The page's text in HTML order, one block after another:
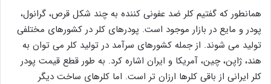
همانطور که گفتیم کلر ضد عفونی کننده به چند شکل قرص، گرانول،
پودر و مایع در بازار موجود است. پودرهای کلر در کشورهای مختلفی
تولید می شوند. از جمله کشورهای سرآمد در تولید کلر می توان به
هند، ژاپن، چین، آمریکا و ایران اشاره کرد. به طور قطع قیمت پودر
کلر ایرانی از باقی کلرها ارزان تر است. اما کلرهای ساخت دیگر